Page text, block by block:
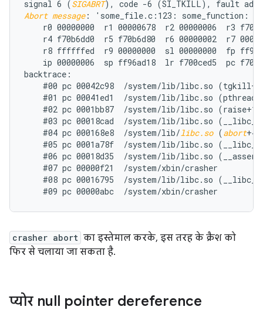
signal 6 (SIGABRT
Abort message: 'some_file.c:123: some_function:
r0 00000000  r1 00000678  r2 00000006  r3
r4 f70b6dd0  r5 f70b6d80  r6 00000002  r7
r8 ffffffed  r9 00000000  sl 00000000  fp
ip 00000006  sp ff96ad18  lr f700ced5  pc
backtrace:
#00 pc 00042c98  /system/lib/libc.so
#01 pc 00041ed1  /system/lib/libc.so
#02 pc 0001bb87  /system/lib/libc.so
#03 pc 00018cad  /system/lib/libc.so
    #04 pc 000168e8  /system/lib/
libc.so (abort+4)
#05 pc 0001a78f  /system/lib/libc.so
#06 pc 00018d35  /system/lib/libc.so
    #07 pc 00000f21  /system/xbin/crasher
#08 pc 00016795  /system/lib/libc.so
crasher abort का इस्तेमाल करके, इस तरह के क्रैश को
फिर से चलाया जा सकता है.
प्योर null pointer dereference